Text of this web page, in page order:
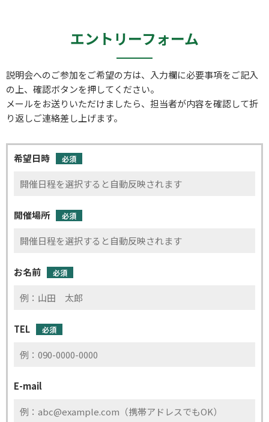
エントリーフォーム
説明会へのご参加をご希望の方は、入力欄に必要事項をご記入
の上、確認ボタンを押してください。
メールをお送りいただけましたら、担当者が内容を確認して折
り返しご連絡差し上げます。
希望日時 必須
開催場所 必須
お名前 必須
TEL 必須
E-mail